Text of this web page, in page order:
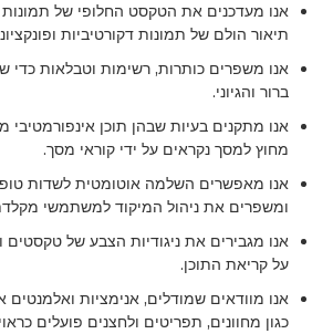
אנו מעדכנים את הטקסט החלופי של תמונות
תיאור הולם של תמונות דקורטיביות
אנו משפרים כותרות, רשימות וטבלאות כדי
ברור והגיוני.
אנו מתקנים בעיות שבהן תוכן אינפורמטיבי
מחוץ למסך נקראים על ידי קוראי מסך.
אנו מאפשרים השלמה אוטומטית לשדות
ומשפרים את ניהול המיקוד למשתמשי
אנו מגבירים את ניגודיות הצבע של טקסטים
על קריאת התוכן.
אנו מוודאים שמודלים, אנימציות ואלמנטים
כגון מחוונים, תפריטים ולחצנים פועלים